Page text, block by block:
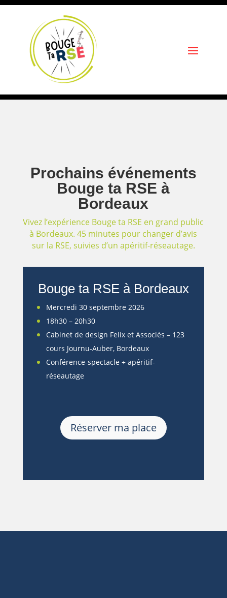
Prochains événements
Bouge ta RSE à
Bordeaux
Vivez l’expérience Bouge ta RSE en grand public
à Bordeaux.45 minutes pour changer d’avis
sur la RSE, suivies d’un apéritif-réseautage.
Bouge ta RSE à Bordeaux
Mercredi 30 septembre 2026
18h30 – 20h30
Cabinet de design Felix et Associés – 123
cours Journu-Auber, Bordeaux
Conférence-spectacle + apéritif-
réseautage
Réserver ma place